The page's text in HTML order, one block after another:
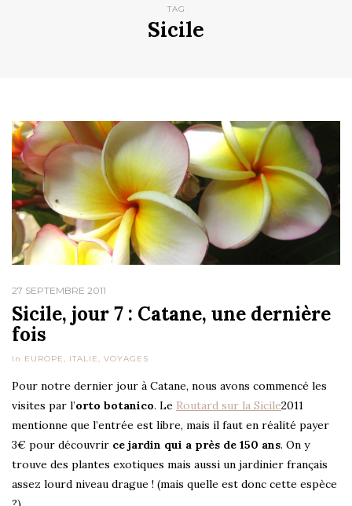
TAG
Sicile
27 SEPTEMBRE 2011
Sicile, jour 7 : Catane, une dernière
fois
In EUROPE, ITALIE, VOYAGES
Pour notre dernier jour à Catane, nous avons commencé les
visites par l’orto botanico. Le Routard sur la Sicile2011
mentionne que l’entrée est libre, mais il faut en réalité payer
3€ pour découvrir ce jardin qui a près de 150 ans. On y
trouve des plantes exotiques mais aussi un jardinier français
assez lourd niveau drague ! (mais quelle est donc cette espèce